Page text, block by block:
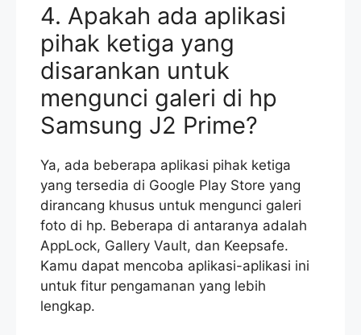
4. Apakah ada aplikasi
pihak ketiga yang
disarankan untuk
mengunci galeri di hp
Samsung J2 Prime?
Ya, ada beberapa aplikasi pihak ketiga
yang tersedia di Google Play Store yang
dirancang khusus untuk mengunci galeri
foto di hp. Beberapa di antaranya adalah
AppLock, Gallery Vault, dan Keepsafe.
Kamu dapat mencoba aplikasi-aplikasi ini
untuk fitur pengamanan yang lebih
lengkap.